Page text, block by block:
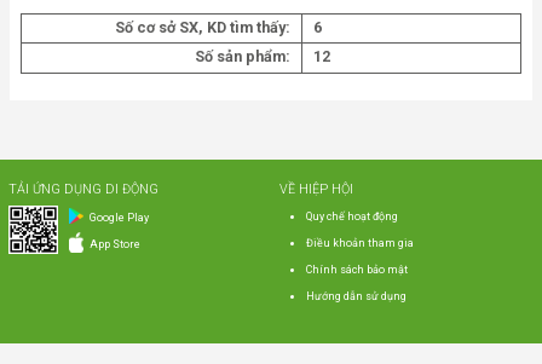
Số cơ sở SX, KD tìm thấy:
6
Số sản phẩm:
12
TẢI ỨNG DỤNG DI ĐỘNG
Google Play
App Store
VỀ HIỆP HỘI
Quy chế hoạt động
Điều khoản tham gia
Chính sách bảo mật
Hướng dẫn sử dụng